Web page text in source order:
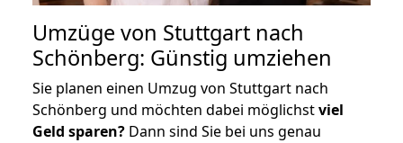
Umzüge von Stuttgart nach
Schönberg: Günstig umziehen
Sie planen einen Umzug von Stuttgart nach
Schönberg und möchten dabei möglichstviel
Geld sparen? Dann sind Sie bei uns genau